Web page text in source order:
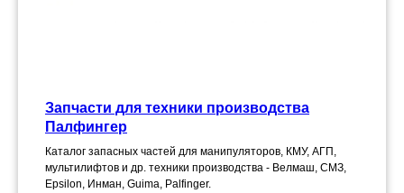
Запчасти для техники производства
Палфингер
Каталог запасных частей для манипуляторов, КМУ, АГП,
мультилифтов и др. техники производства - Велмаш, СМЗ,
Epsilon, Инман, Guima, Palfinger.